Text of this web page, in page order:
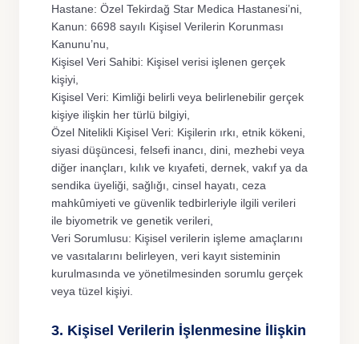
Online Randevu Lab Sonuçları
TR
Hastane: Özel Tekirdağ Star Medica Hastanesi’ni,
Kanun: 6698 sayılı Kişisel Verilerin Korunması
Kanunu’nu,
Kişisel Veri Sahibi: Kişisel verisi işlenen gerçek
kişiyi,
Kişisel Veri: Kimliği belirli veya belirlenebilir gerçek
kişiye ilişkin her türlü bilgiyi,
Özel Nitelikli Kişisel Veri: Kişilerin ırkı, etnik kökeni,
siyasi düşüncesi, felsefi inancı, dini, mezhebi veya
diğer inançları, kılık ve kıyafeti, dernek, vakıf ya da
sendika üyeliği, sağlığı, cinsel hayatı, ceza
mahkûmiyeti ve güvenlik tedbirleriyle ilgili verileri
ile biyometrik ve genetik verileri,
Veri Sorumlusu: Kişisel verilerin işleme amaçlarını
ve vasıtalarını belirleyen, veri kayıt sisteminin
kurulmasında ve yönetilmesinden sorumlu gerçek
veya tüzel kişiyi.
3. Kişisel Verilerin İşlenmesine İlişkin